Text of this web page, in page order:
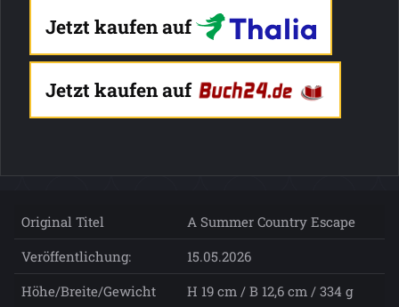
Jetzt kaufen auf
Jetzt kaufen auf
Original Titel
A Summer Country Escape
Veröffentlichung:
15.05.2026
Höhe/Breite/Gewicht
H 19 cm / B 12,6 cm / 334 g